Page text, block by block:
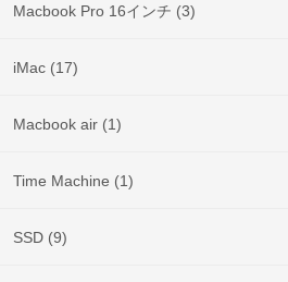
Macbook Pro 16インチ (3)
iMac (17)
Macbook air (1)
Time Machine (1)
SSD (9)